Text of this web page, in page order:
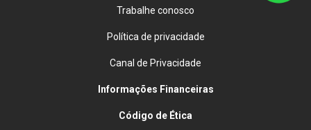
Trabalhe conosco
Política de privacidade
Canal de Privacidade
Informações Financeiras
Código de Ética